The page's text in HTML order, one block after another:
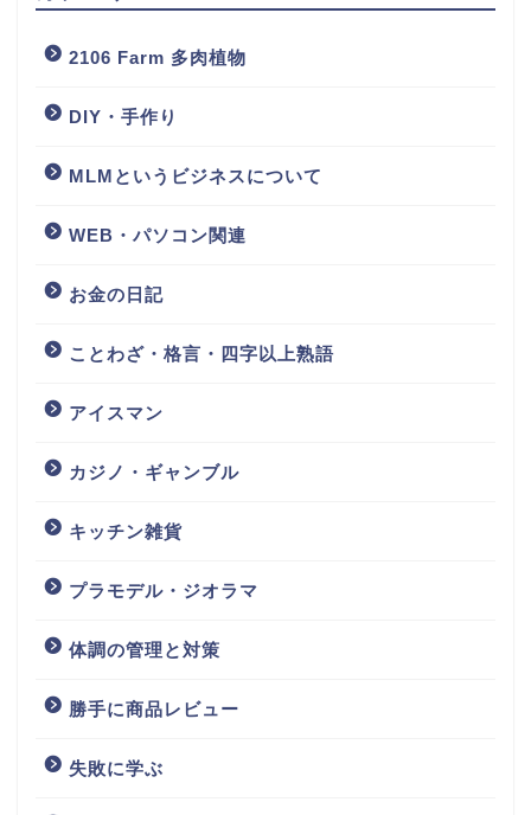
2106 Farm 多肉植物
DIY・手作り
MLMというビジネスについて
WEB・パソコン関連
お金の日記
ことわざ・格言・四字以上熟語
アイスマン
カジノ・ギャンブル
キッチン雑貨
プラモデル・ジオラマ
体調の管理と対策
勝手に商品レビュー
失敗に学ぶ